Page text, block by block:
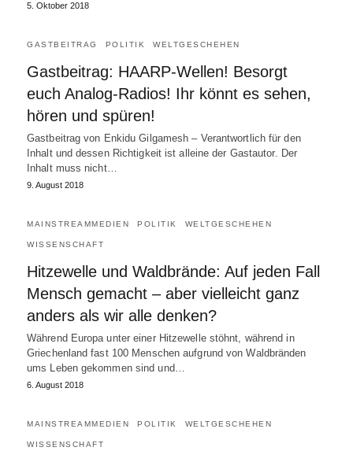
5. Oktober 2018
GASTBEITRAG POLITIK WELTGESCHEHEN
Gastbeitrag: HAARP-Wellen! Besorgt
euch Analog-Radios! Ihr könnt es sehen,
hören und spüren!
Gastbeitrag von Enkidu Gilgamesh – Verantwortlich für den
Inhalt und dessen Richtigkeit ist alleine der Gastautor. Der
Inhalt muss nicht…
9. August 2018
MAINSTREAMMEDIEN POLITIK WELTGESCHEHEN
WISSENSCHAFT
Hitzewelle und Waldbrände: Auf jeden Fall
Mensch gemacht – aber vielleicht ganz
anders als wir alle denken?
Während Europa unter einer Hitzewelle stöhnt, während in
Griechenland fast 100 Menschen aufgrund von Waldbränden
ums Leben gekommen sind und…
6. August 2018
MAINSTREAMMEDIEN POLITIK WELTGESCHEHEN
WISSENSCHAFT